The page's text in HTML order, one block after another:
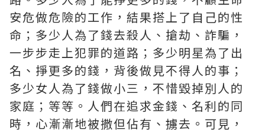
安危做危險的工作，結果搭上了自己的性
命；多少人為了錢去殺人、搶劫、詐騙，
一步步走上犯罪的道路；多少明星為了出
名、掙更多的錢，背後做見不得人的事；
多少女人為了錢做小三，不惜毀掉別人的
家庭；等等。人們在追求金錢、名利的同
時，心漸漸地被撒但佔有、擄去。可見，